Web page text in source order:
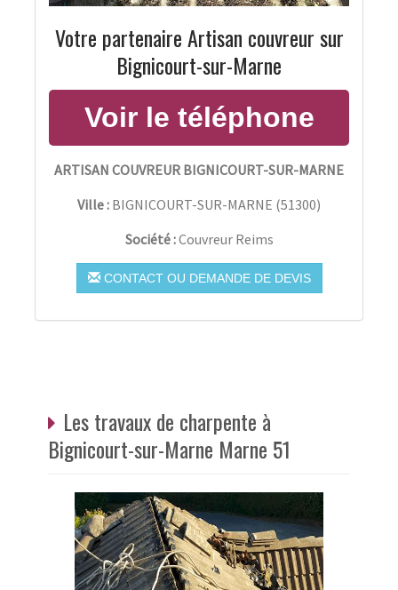
Votre partenaire Artisan couvreur sur
Bignicourt-sur-Marne
ARTISAN COUVREUR BIGNICOURT-SUR-MARNE
Ville : BIGNICOURT-SUR-MARNE (51300)
Société :Couvreur Reims
CONTACT OU DEMANDE DE DEVIS
Les travaux de charpente à
Bignicourt-sur-Marne Marne 51